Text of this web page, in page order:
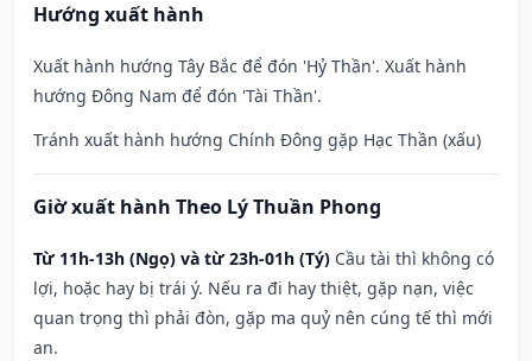
Hướng xuất hành
Xuất hành hướng Tây Bắc để đón 'Hỷ Thần'. Xuất hành
hướng Đông Nam để đón 'Tài Thần'.
Tránh xuất hành hướng Chính Đông gặp Hạc Thần (xấu)
Giờ xuất hành Theo Lý Thuần Phong
Từ 11h-13h (Ngọ) và từ 23h-01h (Tý) Cầu tài thì không có
lợi, hoặc hay bị trái ý. Nếu ra đi hay thiệt, gặp nạn, việc
quan trọng thì phải đòn, gặp ma quỷ nên cúng tế thì mới
an.